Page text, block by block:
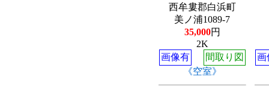
西牟婁郡白浜町
美ノ浦1089-7
35,000円
2K
画像有
間取り図
《空室》
画